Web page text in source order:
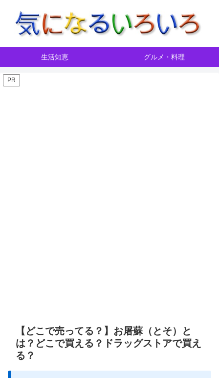
生活知恵 グルメ・料理
PR
【どこで売ってる？】お屠蘇（とそ）と
は？どこで買える？ドラッグストアで買え
る？